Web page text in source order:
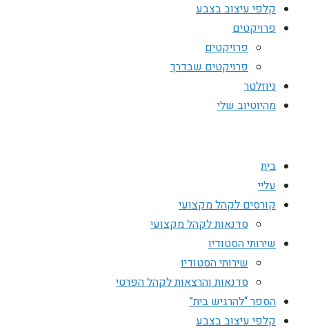
קלפי עיצוב בצבע
פרויקטים
פרויקטים
פרויקטים שבדרך
ניוזלטר
מהיוטיוב שלי
בית
עליי
קורסים לקהל מקצועי
סדנאות לקהל מקצועי
שירותי הסטודיו
שירותי הסטודיו
סדנאות והרצאות לקהל הפרטי
הספר “להרגיש בית”
קלפי עיצוב בצבע